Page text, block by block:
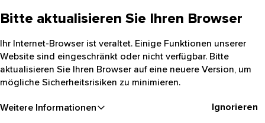
Bitte aktualisieren Sie Ihren Browser
Ihr Internet-Browser ist veraltet. Einige Funktionen unserer
Website sind eingeschränkt oder nicht verfügbar. Bitte
aktualisieren Sie Ihren Browser auf eine neuere Version, um
mögliche Sicherheitsrisiken zu minimieren.
Weitere Informationen Ignorieren